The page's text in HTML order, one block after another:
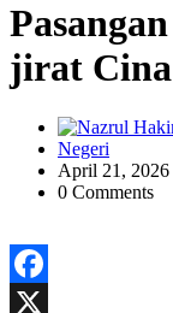
jirat Cina
Negeri
April 21, 2026
0 Comments
Facebook